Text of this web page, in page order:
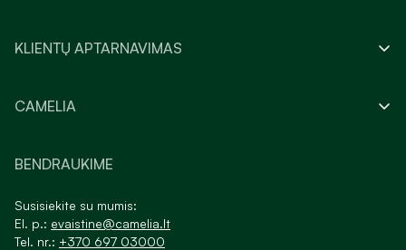
KLIENTŲ APTARNAVIMAS
CAMELIA
BENDRAUKIME
Susisiekite su mumis:
El. p.: evaistine@camelia.lt
Tel. nr.: +370 697 03000